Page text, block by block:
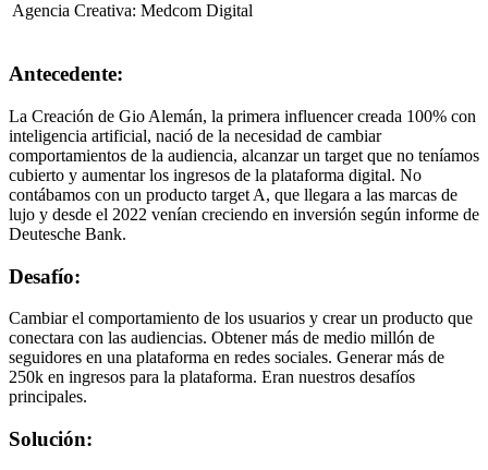
Agencia Creativa: Medcom Digital
Antecedente:
La Creación de Gio Alemán, la primera influencer creada 100% con
inteligencia artificial, nació de la necesidad de cambiar
comportamientos de la audiencia, alcanzar un target que no teníamos
cubierto y aumentar los ingresos de la plataforma digital. No
contábamos con un producto target A, que llegara a las marcas de
lujo y desde el 2022 venían creciendo en inversión según informe de
Deutesche Bank.
Desafío:
Cambiar el comportamiento de los usuarios y crear un producto que
conectara con las audiencias. Obtener más de medio millón de
seguidores en una plataforma en redes sociales. Generar más de
250k en ingresos para la plataforma. Eran nuestros desafíos
principales.
Solución: